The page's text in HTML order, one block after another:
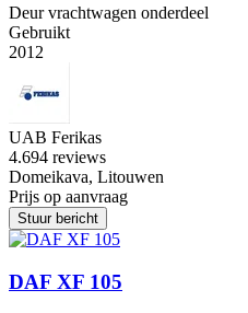
Deur vrachtwagen onderdeel
Gebruikt
2012
UAB Ferikas
4.694 reviews
Domeikava, Litouwen
Prijs op aanvraag
Stuur bericht
DAF XF 105